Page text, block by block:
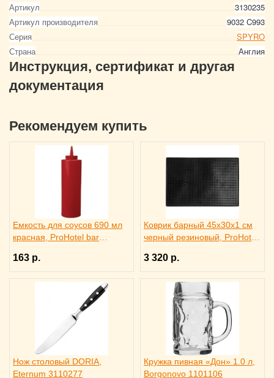
Артикул
3130235
Артикул производителя
9032 C993
Серия
SPYRO
Страна
Англия
Инструкция, сертификат и другая
документация
Рекомендуем купить
Емкость для соусов 690 мл
красная, ProHotel bar
163 р.
Коврик барный 45x30x1 см
черный резиновый, ProHotel
3 320 р.
Нож столовый DORIA,
Eternum 3110277
Кружка пивная «Дон» 1.0 л,
Borgonovo 1101106